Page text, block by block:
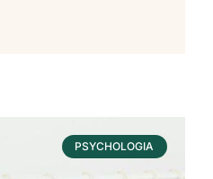
PSYCHOLOGIA